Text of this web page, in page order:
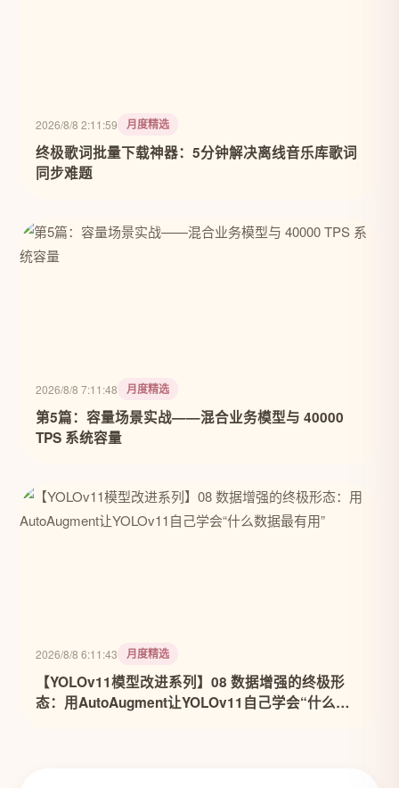
2026/8/8 2:11:59 月度精选
终极歌词批量下载神器：5分钟解决离线音乐库歌词
同步难题
2026/8/8 7:11:48 月度精选
第5篇：容量场景实战——混合业务模型与 40000
TPS 系统容量
2026/8/8 6:11:43 月度精选
【YOLOv11模型改进系列】08 数据增强的终极形
态：用AutoAugment让YOLOv11自己学会“什么数